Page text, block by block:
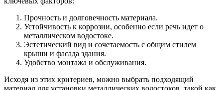
Прочность и долговечность материала.
Устойчивость к коррозии, особенно если речь идет о
металлическом водостоке.
Эстетический вид и сочетаемость с общим стилем
крыши и фасада здания.
Удобство монтажа и обслуживания.
Исходя из этих критериев, можно выбрать подходящий